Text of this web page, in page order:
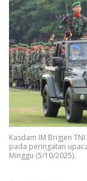
Kasdam IM Brigjen
pada peringatan
Minggu (5/10/2025).